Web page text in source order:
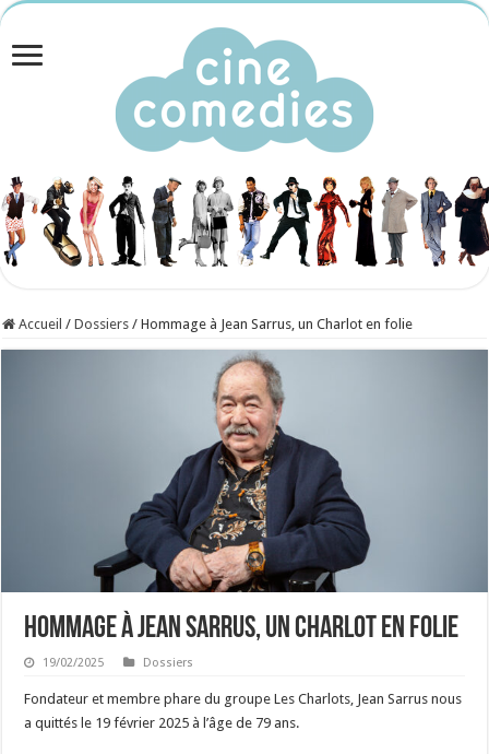
Accueil / Dossiers / Hommage à Jean Sarrus, un Charlot en folie
Hommage à Jean Sarrus, un Charlot en folie
19/02/2025 Dossiers
Fondateur et membre phare du groupe Les Charlots, Jean Sarrus nous
a quittés le 19 février 2025 à l’âge de 79 ans.